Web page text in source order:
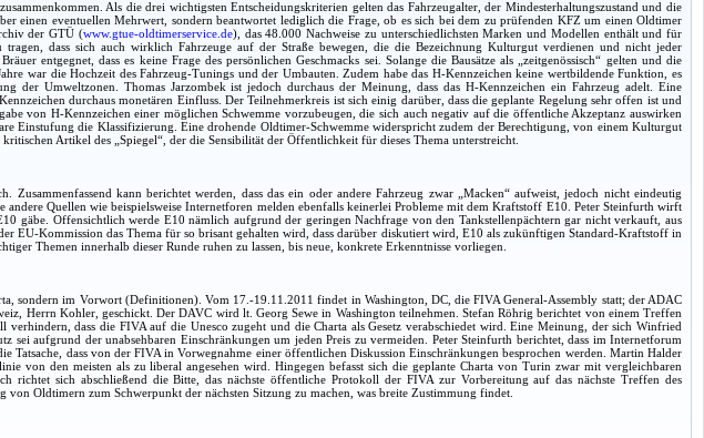
Als die drei wichtigsten Entscheidungskriterien gelten das Fahrzeugalter, der Mindesterhaltungszustand und die
einen eventuellen Mehrwert, sondern beantwortet lediglich die Frage, ob es sich bei dem zu prüfenden KFZ um einen Oldtimer
der GTÜ (www.gtue-oldtimerservice.de), das 48.000 Nachweise zu unterschiedlichsten Marken und Modellen enthält und für
dass sich auch wirklich Fahrzeuge auf der Straße bewegen, die die Bezeichnung Kulturgut verdienen und nicht jeder
entgegnet, dass es keine Frage des persönlichen Geschmacks sei. Solange die Bausätze als „zeitgenössisch“ gelten und die
war die Hochzeit des Fahrzeug-Tunings und der Umbauten. Zudem habe das H-Kennzeichen keine wertbildende Funktion, es
der Umweltzonen. Thomas Jarzombek ist jedoch durchaus der Meinung, dass das H-Kennzeichen ein Fahrzeug adelt. Eine
durchaus monetären Einfluss. Der Teilnehmerkreis ist sich einig darüber, dass die geplante Regelung sehr offen ist und
von H-Kennzeichen einer möglichen Schwemme vorzubeugen, die sich auch negativ auf die öffentliche Akzeptanz auswirken
Einstufung die Klassifizierung. Eine drohende Oldtimer-Schwemme widerspricht zudem der Berechtigung, von einem Kulturgut
Artikel des „Spiegel“, der die Sensibilität der Öffentlichkeit für dieses Thema unterstreicht.
Zusammenfassend kann berichtet werden, dass das ein oder andere Fahrzeug zwar „Macken“ aufweist, jedoch nicht eindeutig
Quellen wie beispielsweise Internetforen melden ebenfalls keinerlei Probleme mit dem Kraftstoff E10. Peter Steinfurth wirft
gäbe. Offensichtlich werde E10 nämlich aufgrund der geringen Nachfrage von den Tankstellenpächtern gar nicht verkauft, aus
EU-Kommission das Thema für so brisant gehalten wird, dass darüber diskutiert wird, E10 als zukünftigen Standard-Kraftstoff in
Themen innerhalb dieser Runde ruhen zu lassen, bis neue, konkrete Erkenntnisse vorliegen.
sondern im Vorwort (Definitionen). Vom 17.-19.11.2011 findet in Washington, DC, die FIVA General-Assembly statt; der ADAC
Herrn Kohler, geschickt. Der DAVC wird lt. Georg Sewe in Washington teilnehmen. Stefan Röhrig berichtet von einem Treffen
dass die FIVA auf die Unesco zugeht und die Charta als Gesetz verabschiedet wird. Eine Meinung, der sich Winfried
sei aufgrund der unabsehbaren Einschränkungen um jeden Preis zu vermeiden. Peter Steinfurth berichtet, dass im Internetforum
dass von der FIVA in Vorwegnahme einer öffentlichen Diskussion Einschränkungen besprochen werden. Martin Halder
von den meisten als zu liberal angesehen wird. Hingegen befasst sich die geplante Charta von Turin zwar mit vergleichbaren
richtet sich abschließend die Bitte, das nächste öffentliche Protokoll der FIVA zur Vorbereitung auf das nächste Treffen des
Oldtimern zum Schwerpunkt der nächsten Sitzung zu machen, was breite Zustimmung findet.